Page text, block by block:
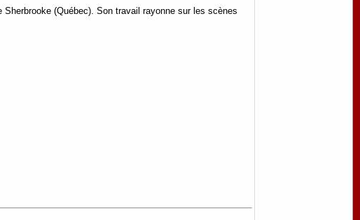
(Québec). Son travail rayonne sur les scènes